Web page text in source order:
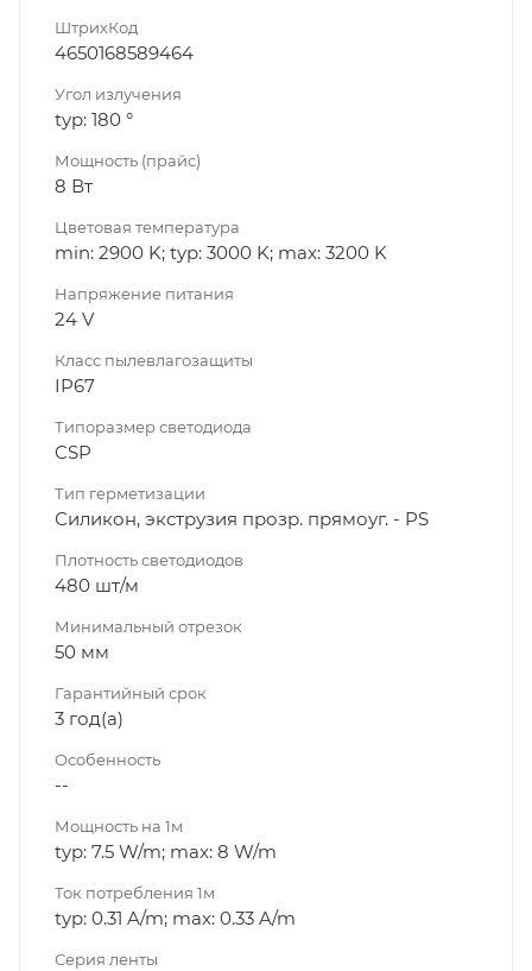
ШтрихКод
4650168589464
Угол излучения
typ: 180 °
Мощность (прайс)
8 Вт
Цветовая температура
min: 2900 K; typ: 3000 K; max: 3200 K
Напряжение питания
24 V
Класс пылевлагозащиты
IP67
Типоразмер светодиода
CSP
Тип герметизации
Силикон, экструзия прозр. прямоуг. - PS
Плотность светодиодов
480 шт/м
Минимальный отрезок
50 мм
Гарантийный срок
3 год(а)
Особенность
--
Мощность на 1м
typ: 7.5 W/m; max: 8 W/m
Ток потребления 1м
typ: 0.31 A/m; max: 0.33 A/m
Серия ленты